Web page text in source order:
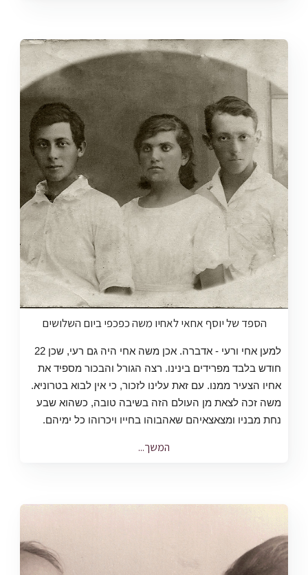
הספד של יוסף אחאי לאחיו משה כפכפי ביום השלושים
למען אחי ורעי - אדברה. אכן משה אחי היה גם רעי, שכן 22
חודש בלבד מפרידים בינינו. רצה הגורל והבכור מספיד את
אחיו הצעיר ממנו. עם זאת עלינו לזכור, כי אין לבוא בטרוניא.
משה זכה לצאת מן העולם הזה בשיבה טובה, כשהוא שבע
נחת מבניו ומצאצאיהם שאהבוהו בחייו ויכרוהו כל ימיהם.
המשך...